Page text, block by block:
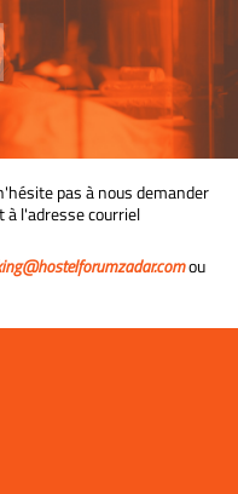
pas à nous demander
l'adresse courriel
ou